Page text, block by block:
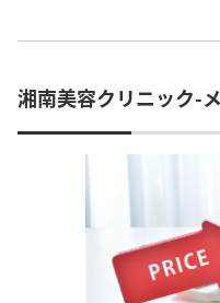
湘南美容クリニック-